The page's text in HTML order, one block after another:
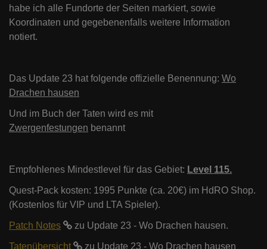
habe ich alle Fundorte der Seiten markiert, sowie
Koordinaten und gegebenenfalls weitere Information
notiert.
Das Update 23 hat folgende offizielle Benennung: Wo
Drachen hausen
Und im Buch der Taten wird es mit
Zwergenfestungen benannt
Empfohlenes Mindestlevel für das Gebiet: Level 115.
Quest-Pack kosten: 1995 Punkte (ca. 20€) im HdRO Shop.
(Kostenlos für VIP und LTA Spieler).
Patch Notes zu Update 23 - Wo Drachen hausen.
Tatenübersicht zu Update 23 - Wo Drachen hausen